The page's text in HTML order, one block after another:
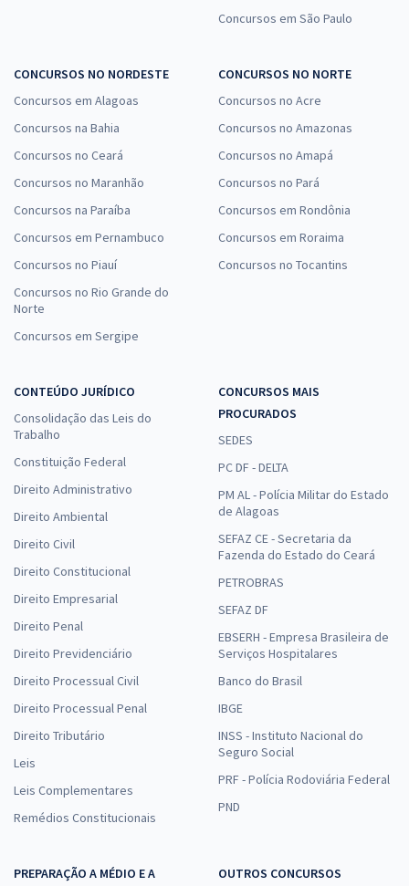
Concursos em São Paulo
CONCURSOS NO NORDESTE
Concursos em Alagoas
Concursos na Bahia
Concursos no Ceará
Concursos no Maranhão
Concursos na Paraíba
Concursos em Pernambuco
Concursos no Piauí
Concursos no Rio Grande do
Norte
Concursos em Sergipe
CONCURSOS NO NORTE
Concursos no Acre
Concursos no Amazonas
Concursos no Amapá
Concursos no Pará
Concursos em Rondônia
Concursos em Roraima
Concursos no Tocantins
CONTEÚDO JURÍDICO
Consolidação das Leis do
Trabalho
Constituição Federal
Direito Administrativo
Direito Ambiental
Direito Civil
Direito Constitucional
Direito Empresarial
Direito Penal
Direito Previdenciário
Direito Processual Civil
Direito Processual Penal
Direito Tributário
Leis
Leis Complementares
Remédios Constitucionais
CONCURSOS MAIS
PROCURADOS
SEDES
PC DF - DELTA
PM AL - Polícia Militar do Estado
de Alagoas
SEFAZ CE - Secretaria da
Fazenda do Estado do Ceará
PETROBRAS
SEFAZ DF
EBSERH - Empresa Brasileira de
Serviços Hospitalares
Banco do Brasil
IBGE
INSS - Instituto Nacional do
Seguro Social
PRF - Polícia Rodoviária Federal
PND
PREPARAÇÃO A MÉDIO E A
OUTROS CONCURSOS